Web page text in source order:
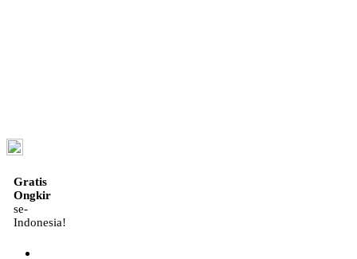
Gratis
Ongkir
se-
Indonesia!